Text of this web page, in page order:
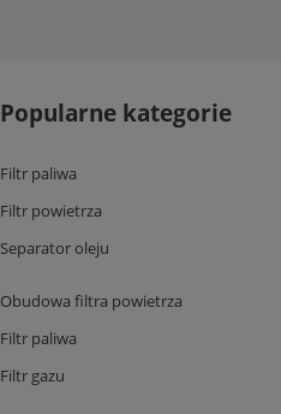
Popularne kategorie
Filtr paliwa
Filtr powietrza
Separator oleju
Obudowa filtra powietrza
Filtr paliwa
Filtr gazu